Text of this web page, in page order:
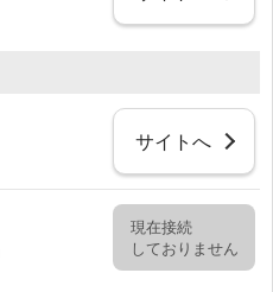
サイトへ
現在接続
しておりません